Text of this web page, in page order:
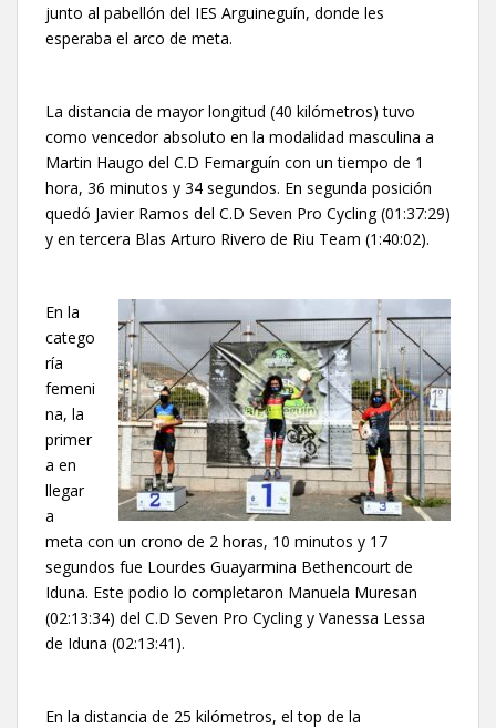
junto al pabellón del IES Arguineguín, donde les
esperaba el arco de meta.
La distancia de mayor longitud (40 kilómetros) tuvo
como vencedor absoluto en la modalidad masculina a
Martin Haugo del C.D Femarguín con un tiempo de 1
hora, 36 minutos y 34 segundos. En segunda posición
quedó Javier Ramos del C.D Seven Pro Cycling (01:37:29)
y en tercera Blas Arturo Rivero de Riu Team (1:40:02).
En la
catego
ría
femeni
na, la
primer
a en
llegar
a
meta con un crono de 2 horas, 10 minutos y 17
segundos fue Lourdes Guayarmina Bethencourt de
Iduna. Este podio lo completaron Manuela Muresan
(02:13:34) del C.D Seven Pro Cycling y Vanessa Lessa
de Iduna (02:13:41).
En la distancia de 25 kilómetros, el top de la